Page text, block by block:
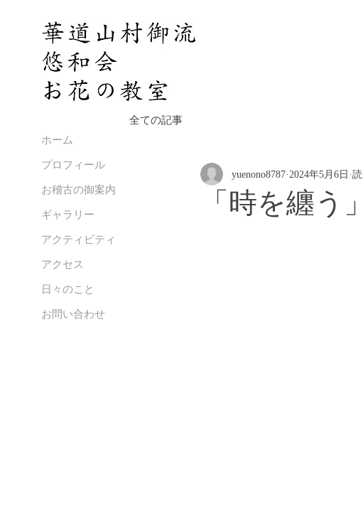
ホーム
プロフィール
お稽古の御案内
ギャラリー
アクティビティ
アクセス
日々のこと
お問い合わせ
全ての記事
「時を纏う」
yuenono8787 2024年5月6日